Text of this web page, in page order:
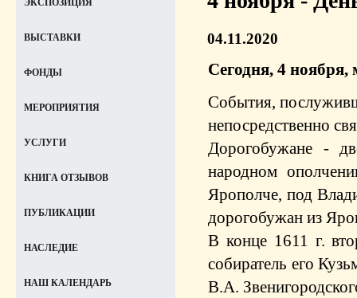
04.11.2020
Сегодня, 4
События,
непосредственно
Дорогобужане -
народном
Ярополче, под
дорогобужан из
В конце 1611 г.
собиратель его
В.А.
ЭКСПОЗИЦИЯ
ВЫСТАВКИ
ФОНДЫ
МЕРОПРИЯТИЯ
УСЛУГИ
КНИГА ОТЗЫВОВ
ПУБЛИКАЦИИ
НАСЛЕДИЕ
НАШ КАЛЕНДАРЬ